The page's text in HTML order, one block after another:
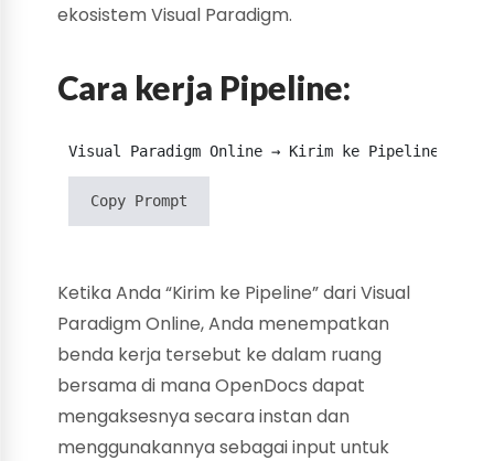
ekosistem Visual Paradigm.
Cara kerja Pipeline:
Copy Prompt
Ketika Anda “Kirim ke Pipeline” dari Visual
Paradigm Online, Anda menempatkan
benda kerja tersebut ke dalam ruang
bersama di mana OpenDocs dapat
mengaksesnya secara instan dan
menggunakannya sebagai input untuk